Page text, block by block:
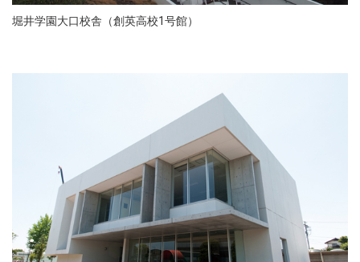
堀井学園大口校舎（創英高校1号館）